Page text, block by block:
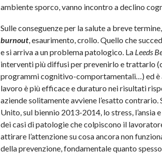
ambiente sporco, vanno incontro a declino
Sulle conseguenze per la salute a breve
burnout, esaurimento, crollo. Quello che
e si arriva a un problema patologico. La Leeds
interventi più diffusi per prevenirlo e trattarlo
programmi cognitivo-comportamentali…) ed è
lavoro è più efficace e duraturo nei risultati
aziende solitamente avviene l’esatto contrario.
Unito, sul biennio 2013-2014, lo stress,
dei casi di patologie che colpiscono il
attirare l’attenzione su cosa ancora non
della prevenzione, fondamentale quanto